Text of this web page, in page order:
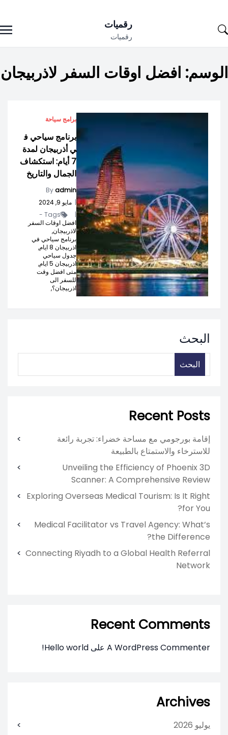
to
رقميات
رقميات
الوسم: افضل اوقات السفر لاذربيجان
برامج سياحة
برنامج سياحي ف
ي أذربيجان لمدة
7 أيام: استكشاف
الجمال والتاريخ
Byadmin
| مايو 9, 2024
|
Tags -
افضل اوقات السفر
لاذربيجان,
برنامج سياحي في
اذربيجان 8 ايام,
جدول سياحي
اذربيجان 5 ايام,
متى افضل وقت
للسفر الى
اذربيجان؟,
البحث
البحث
Recent Posts
إقامة بورجومي مع مساحة خضراء: تجربة رائعة
للاسترخاء والاستمتاع بالطبيعة
Unveiling the Efficiency of Phoenix 3D
Scanner: A Comprehensive Review
Exploring Overseas Medical Tourism: Is It Right
for You?
Medical Facilitator vs Travel Agency: What’s
the Difference?
Connecting Riyadh to a Global Health Referral
Network
Recent Comments
A WordPress Commenter على Hello world!
Archives
يوليو 2026